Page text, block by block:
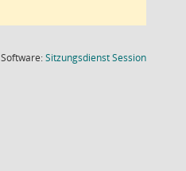
Software:SitzungsdienstSession(Wird in